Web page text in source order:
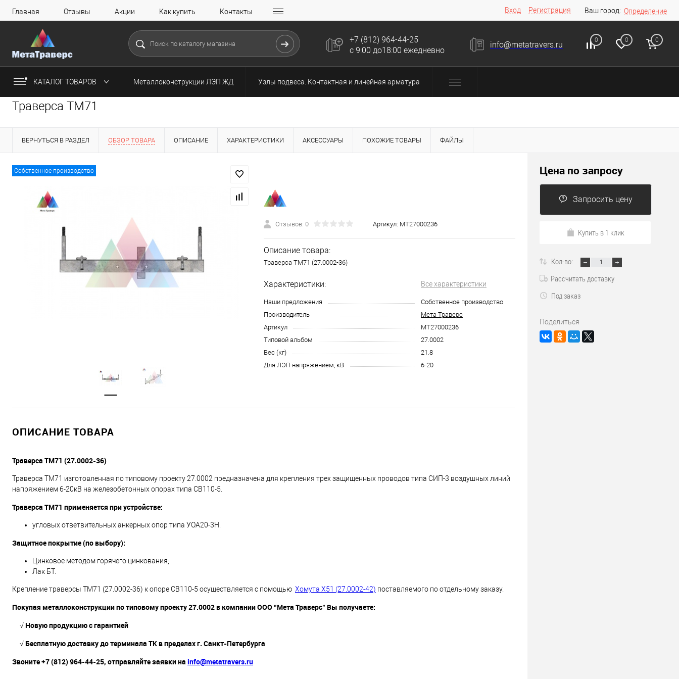
Главная Отзывы Акции Как купить Контакты Вход Регистрация Ваш город: Определение
+7 (812) 964-44-25
с 9:00 до18:00 ежедневно
info@metatravers.ru 0 0 0
КАТАЛОГ ТОВАРОВ Металлоконструкции ЛЭП ЖД Узлы подвеса. Контактная и линейная арматура
Траверса ТМ71
ВЕРНУТЬСЯ В РАЗДЕЛ ОБЗОР ТОВАРА ОПИСАНИЕ ХАРАКТЕРИСТИКИ АКСЕССУАРЫ ПОХОЖИЕ ТОВАРЫ ФАЙЛЫ
Собственное производство
Отзывов: 0 Артикул: МТ27000236
Описание товара:
Траверса ТМ71 (27.0002-36)
Характеристики: Все характеристики
Наши предложения
Собственное производство
Производитель
Мета Траверс
Артикул
МТ27000236
Типовой альбом
27.0002
Вес (кг)
21.8
Для ЛЭП напряжением, кВ
6-20
ОПИСАНИЕ ТОВАРА
Траверса ТМ71 (27.0002-36)
Траверса ТМ71 изготовленная по типовому проекту 27.0002 предназначена для крепления трех защищенных проводов типа СИП-3 воздушных линий
напряжением 6-20кВ на железобетонных опорах типа СВ110-5.
Траверса ТМ71 применяется при устройстве:
угловых ответвительных анкерных опор типа УОА20-3Н.
Защитное покрытие (по выбору):
Цинковое методом горячего цинкования;
Лак БТ.
Крепление траверсы ТМ71 (27.0002-36) к опоре СВ110-5 осуществляется с помощью Хомута Х51 (27.0002-42) поставляемого по отдельному заказу.
Покупая металлоконструкции по типовому проекту 27.0002 в компании ООО "Мета Траверс" Вы получаете:
√ Новую продукцию с гарантией
√ Бесплатную доставку до терминала ТК в пределах г. Санкт-Петербурга
Звоните +7 (812) 964-44-25, отправляйте заявки на info@metatravers.ru
Цена по запросу
Запросить цену
Купить в 1 клик
Кол-во:
Рассчитать доставку
Под заказ
Поделиться